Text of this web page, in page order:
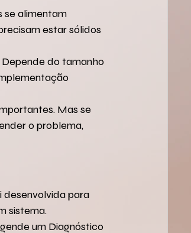
se alimentam
estar sólidos
Depende do tamanho
Mas se
o problema,
desenvolvida para
sistema.
um Diagnóstico